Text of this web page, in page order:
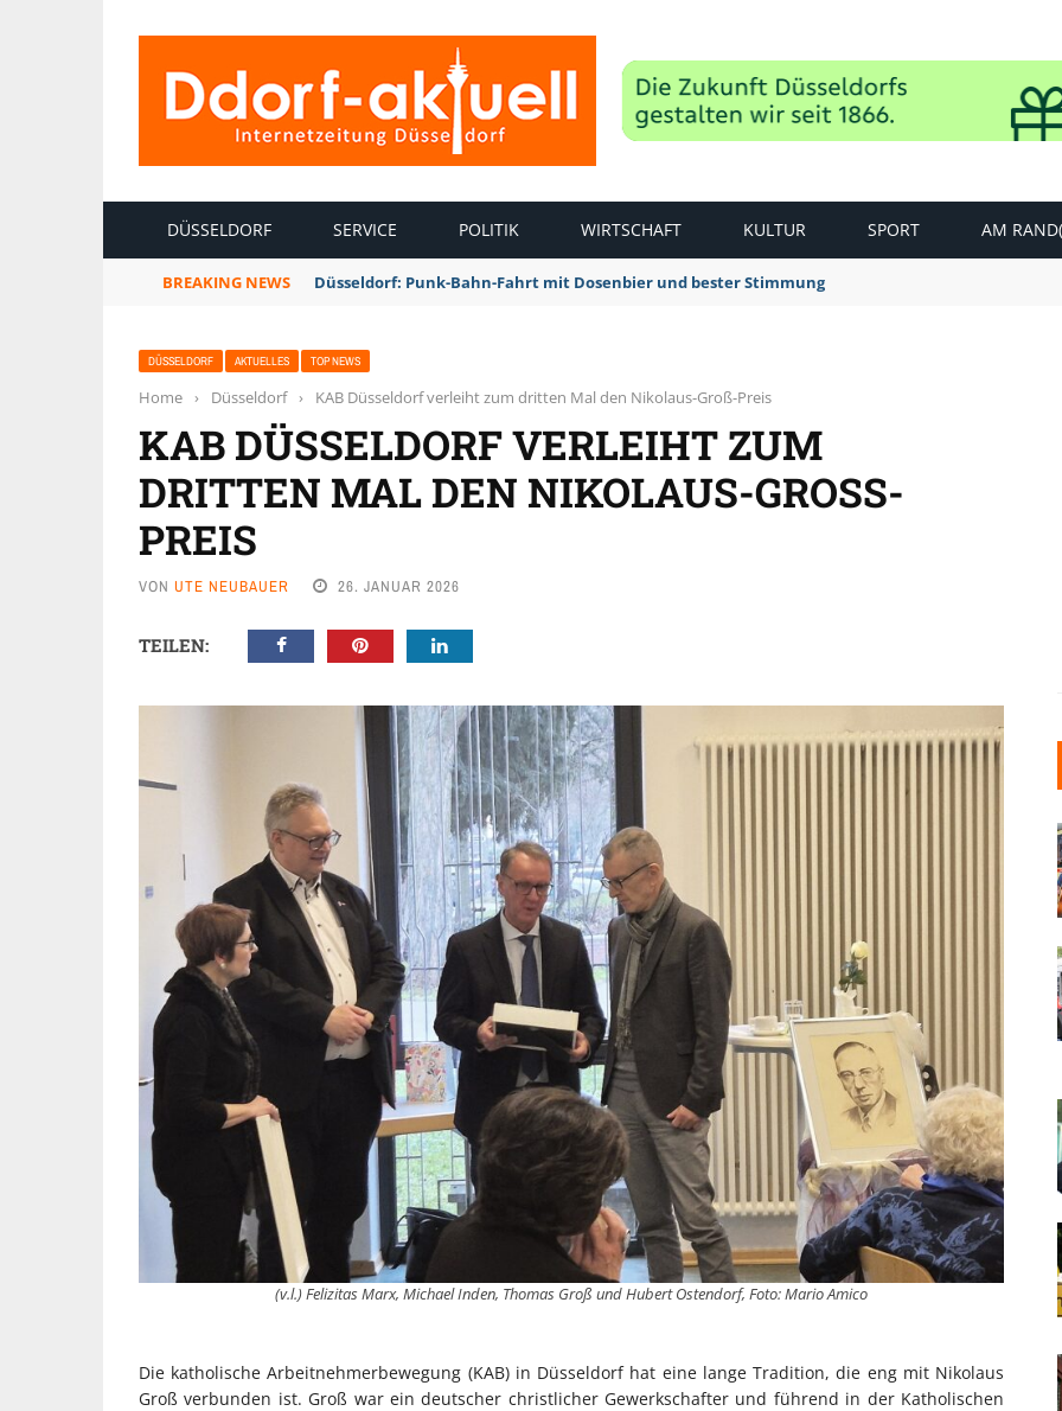
DÜSSELDORF SERVICE POLITIK WIRTSCHAFT KULTUR SPORT AM
BREAKING NEWS Düsseldorf: Punk-Bahn-Fahrt mit Dosenbier und bester Stimmung
DÜSSELDORF AKTUELLES TOP NEWS
Home › Düsseldorf › KAB Düsseldorf verleiht zum dritten Mal den Nikolaus-Groß-Preis
KAB DÜSSELDORF VERLEIHT ZUM
DRITTEN MAL DEN NIKOLAUS-GROSS-P
REIS
VON UTE NEUBAUER 26. JANUAR 2026
TEILEN:
(v.l.) Felizitas Marx, Michael Inden, Thomas Groß und Hubert Ostendorf, Foto: Mario Amico
Die katholische Arbeitnehmerbewegung (KAB) in Düsseldorf hat eine lange Tradition, die eng mit Nikolaus
Groß verbunden ist. Groß war ein deutscher christlicher Gewerkschafter und führend in der Katholischen